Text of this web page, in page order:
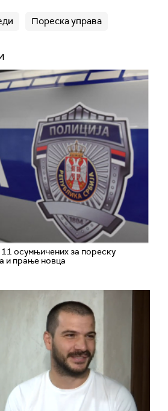
Пореска управа
осумњичених за пореску
и прање новца